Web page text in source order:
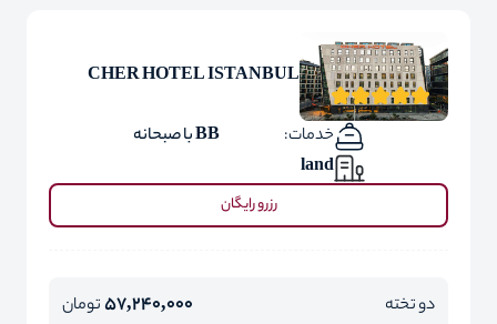
CHER HOTEL ISTANBUL
خدمات:
BB با صبحانه
land
رزرو رایگان
دو تخته 57,240,000تومان